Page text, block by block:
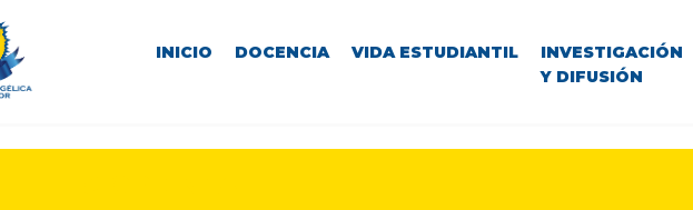
INICIO DOCENCIA VIDA ESTUDIANTIL
INVESTIGACIÓN
Y DIFUSIÓN